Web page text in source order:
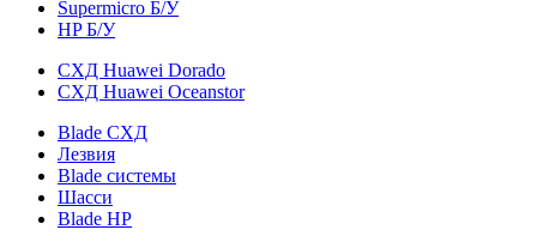
Supermicro Б/У
HP Б/У
СХД Huawei Dorado
СХД Huawei Oceanstor
Blade СХД
Лезвия
Blade системы
Шасси
Blade HP